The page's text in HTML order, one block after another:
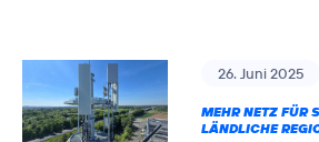
26. Juni 2025
MEHR NETZ FÜR
ÄNDLICHE